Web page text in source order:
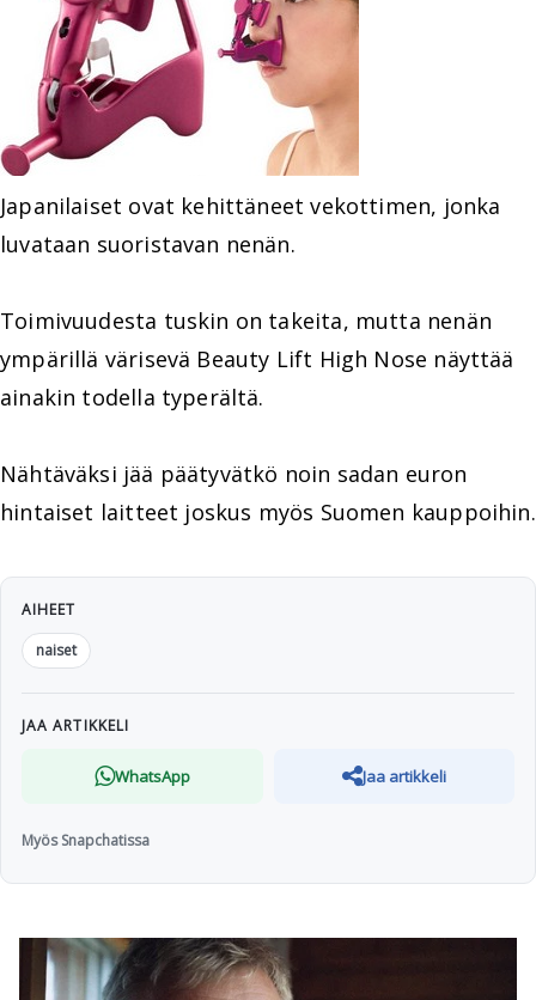
Japanilaiset ovat kehittäneet vekottimen, jonka
luvataan suoristavan nenän.
Toimivuudesta tuskin on takeita, mutta nenän
ympärillä värisevä Beauty Lift High Nose näyttää
ainakin todella typerältä.
Nähtäväksi jää päätyvätkö noin sadan euron
hintaiset laitteet joskus myös Suomen kauppoihin.
AIHEET
naiset
JAA ARTIKKELI
WhatsApp Jaa artikkeli
Myös Snapchatissa